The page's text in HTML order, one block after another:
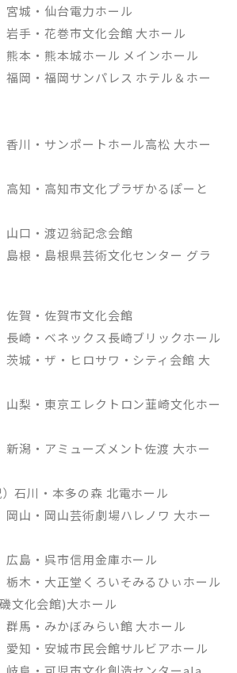
城・仙台電力ホール
手・花巻市文化会館 大ホール
本・熊本城ホール メインホール
岡・福岡サンパレス ホテル＆ホー
川・サンポートホール高松 大ホー
知・高知市文化プラザかるぽーと
口・渡辺翁記念会館
根・島根県芸術文化センター グラ
賀・佐賀市文化会館
崎・ベネックス長崎ブリックホール
城・ザ・ヒロサワ・シティ会館 大
梨・東京エレクトロン韮崎文化ホー
潟・アミューズメント佐渡 大ホー
石川・本多の森 北電ホール
山・岡山芸術劇場ハレノワ 大ホー
島・呉市信用金庫ホール
木・大正堂くろいそみるひぃホール
文化会館)大ホール
馬・みかぼみらい館 大ホール
知・安城市民会館サルビアホール